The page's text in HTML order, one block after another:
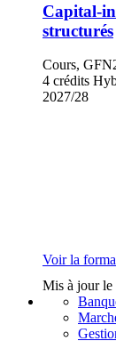
Capital-
structurés
Cours,
4 crédits
2027/28
Voir la
Mis à jour le